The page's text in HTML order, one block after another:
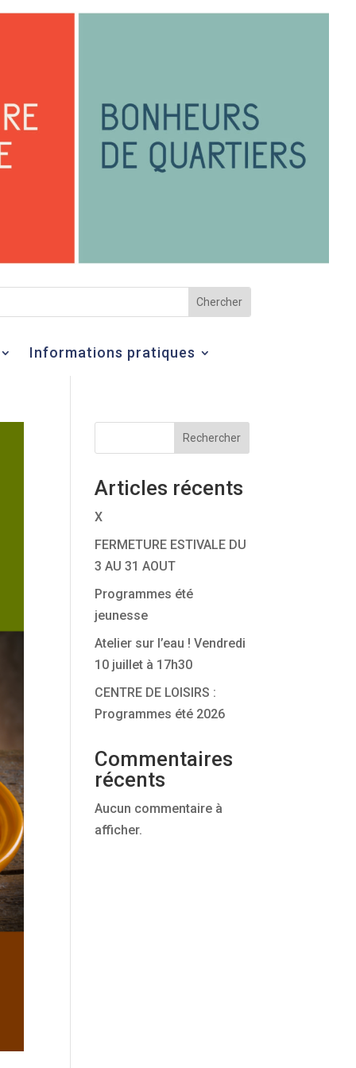
Informations pratiques
Rechercher
Articles récents
X
FERMETURE ESTIVALE DU
3 AU 31 AOUT
Programmes été
jeunesse
Atelier sur l’eau ! Vendredi
10 juillet à 17h30
CENTRE DE LOISIRS :
Programmes été 2026
Commentaires
récents
Aucun commentaire à
afficher.